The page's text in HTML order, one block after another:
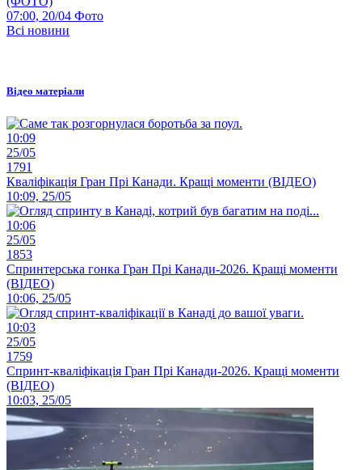
07:00, 20/04 Фото
Всі новини
Відео матеріали
10:09
25/05
1791
Кваліфікація Гран Прі Канади. Кращі моменти (ВІДЕО)
10:09, 25/05
10:06
25/05
1853
Спринтерська гонка Гран Прі Канади-2026. Кращі моменти
(ВІДЕО)
10:06, 25/05
10:03
25/05
1759
Спринт-кваліфікація Гран Прі Канади-2026. Кращі моменти
(ВІДЕО)
10:03, 25/05